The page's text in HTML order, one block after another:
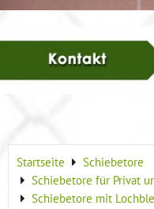
Startseite
Schiebetore
Schiebetore für Privat
Schiebetore mit